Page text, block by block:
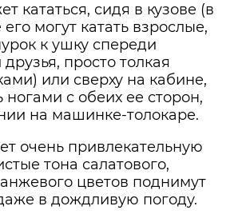
кататься, сидя в кузове (в
могут катать взрослые,
к ушку спереди
просто толкая
или сверху на кабине,
ногами с обеих ее сторон,
на машинке-толокаре.
очень привлекательную
тона салатового,
цветов поднимут
в дождливую погоду.